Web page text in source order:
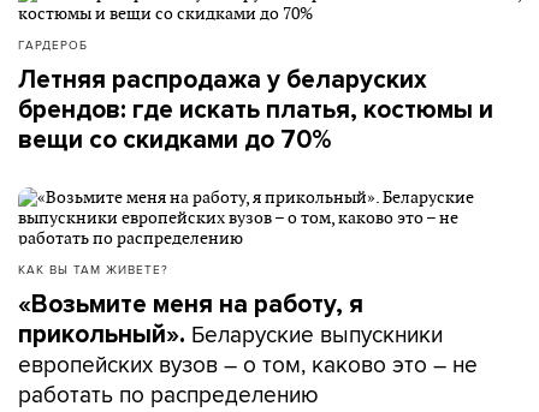
ГАРДЕРОБ
Летняя распродажа у беларуских
брендов: где искать платья, костюмы и
вещи со скидками до 70%
КАК ВЫ ТАМ ЖИВЕТЕ?
«Возьмите меня на работу, я
прикольный». Беларуские выпускники
европейских вузов – о том, каково это – не
работать по распределению